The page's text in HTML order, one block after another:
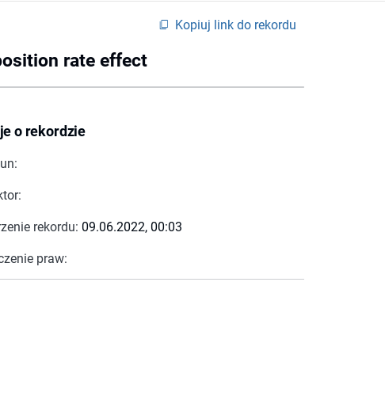
Kopiuj link do rekordu
rate effect
o rekordzie
rekordu: 09.06.2022, 00:03
praw: